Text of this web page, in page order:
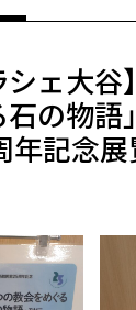
シェ大
石の物語
年記念